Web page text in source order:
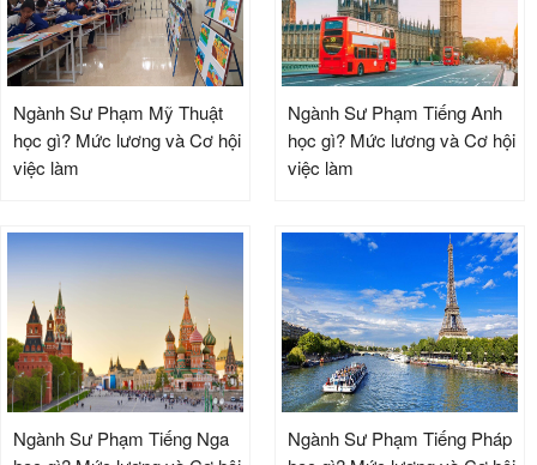
Ngành Sư Phạm Mỹ Thuật
học gì? Mức lương và Cơ hội
việc làm
Ngành Sư Phạm Tiếng Anh
học gì? Mức lương và Cơ hội
việc làm
Ngành Sư Phạm Tiếng Nga
Ngành Sư Phạm Tiếng Pháp